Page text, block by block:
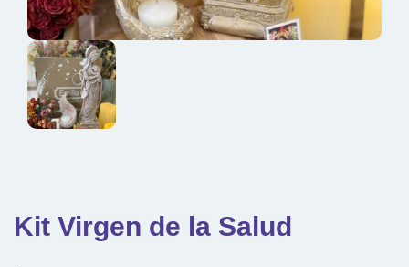
Kit Virgen de la Salud